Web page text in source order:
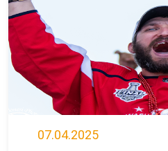
07.04.2025